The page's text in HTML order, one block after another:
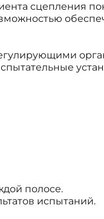
сцепления
полосе.
испытаний.